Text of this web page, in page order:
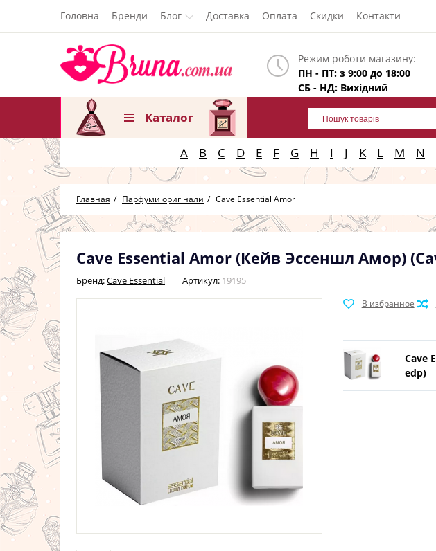
Головна Бренди Блог Доставка Оплата Скидки Контакти
Режим роботи магазину:
ПН - ПТ: з 9:00 до 18:00
СБ - НД: Вихідний
Каталог
A B C D E F G H I J K L M N
Главная Парфуми оригінали Cave Essential Amor
Cave Essential Amor (Кейв Эссеншл Амор)
Бренд:Cave Essential Артикул: 19195
Cave
edp)